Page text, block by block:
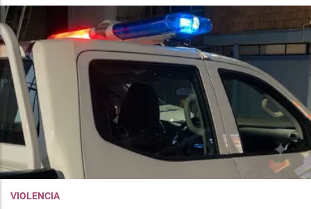
VIOLENCIA